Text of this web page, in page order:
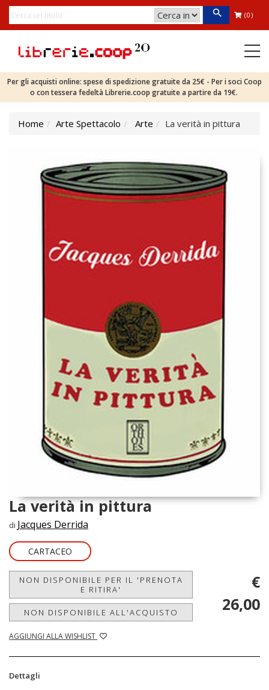
(0)
Per gli acquisti online: spese di spedizione gratuite da 25€ - Per i soci Coop
o con tessera fedeltà Librerie.coop gratuite a partire da 19€.
Home Arte Spettacolo Arte La verità in pittura
La verità in pittura
di Jacques Derrida
CARTACEO
NON DISPONIBILE PER IL 'PRENOTA
E RITIRA'
NON DISPONIBILE ALL'ACQUISTO
AGGIUNGI ALLA WISHLIST
€
26,00
Dettagli